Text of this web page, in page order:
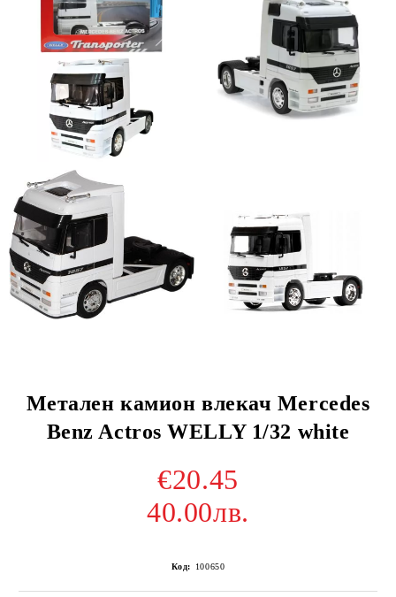
Метален камион влекач Mercedes
Benz Actros WELLY 1/32 white
€20.45
40.00лв.
Код: 100650